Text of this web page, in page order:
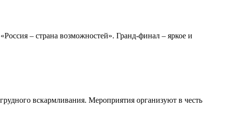
– страна возможностей». Гранд-финал – яркое и
вскармливания. Мероприятия организуют в честь